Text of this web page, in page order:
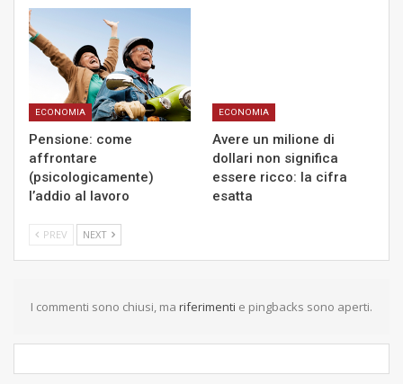
ECONOMIA
Pensione: come
affrontare
(psicologicamente)
l’addio al lavoro
ECONOMIA
Avere un milione di
dollari non significa
essere ricco: la cifra
esatta
PREV NEXT
I commenti sono chiusi, ma riferimenti e pingbacks sono aperti.